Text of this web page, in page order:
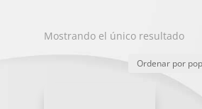
Mostrando el único resultado